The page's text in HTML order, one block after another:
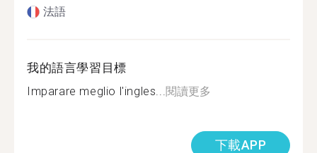
法語
我的語言學習目標
Imparare meglio l'ingles...閱讀更多
下載APP